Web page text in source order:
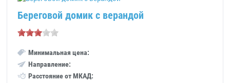
Береговой домик с верандой
Минимальная цена:
Направление:
Расстояние от МКАД: